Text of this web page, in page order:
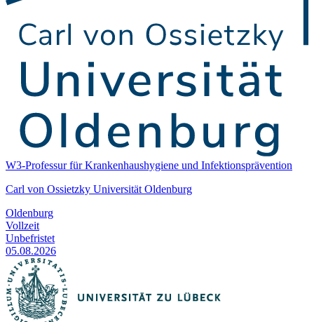
W3-Professur für Krankenhaushygiene und Infektionsprävention
Carl von Ossietzky Universität Oldenburg
Oldenburg
Vollzeit
Unbefristet
05.08.2026